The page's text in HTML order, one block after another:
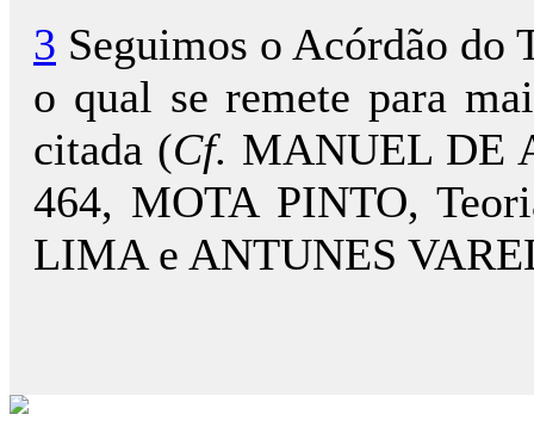
3 Seguimos o Acórdão do
o qual se remete para
citada (Cf. MANUEL DE
464, MOTA PINTO,
LIMA e ANTUNES